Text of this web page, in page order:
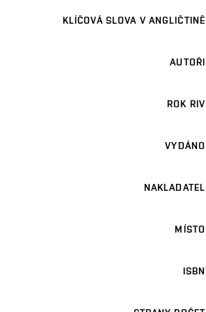
KLÍČOVÁ SLOVA V ANGLIČTINĚ
AUTOŘI
ROK RIV
VYDÁNO
NAKLADATEL
MÍSTO
ISBN